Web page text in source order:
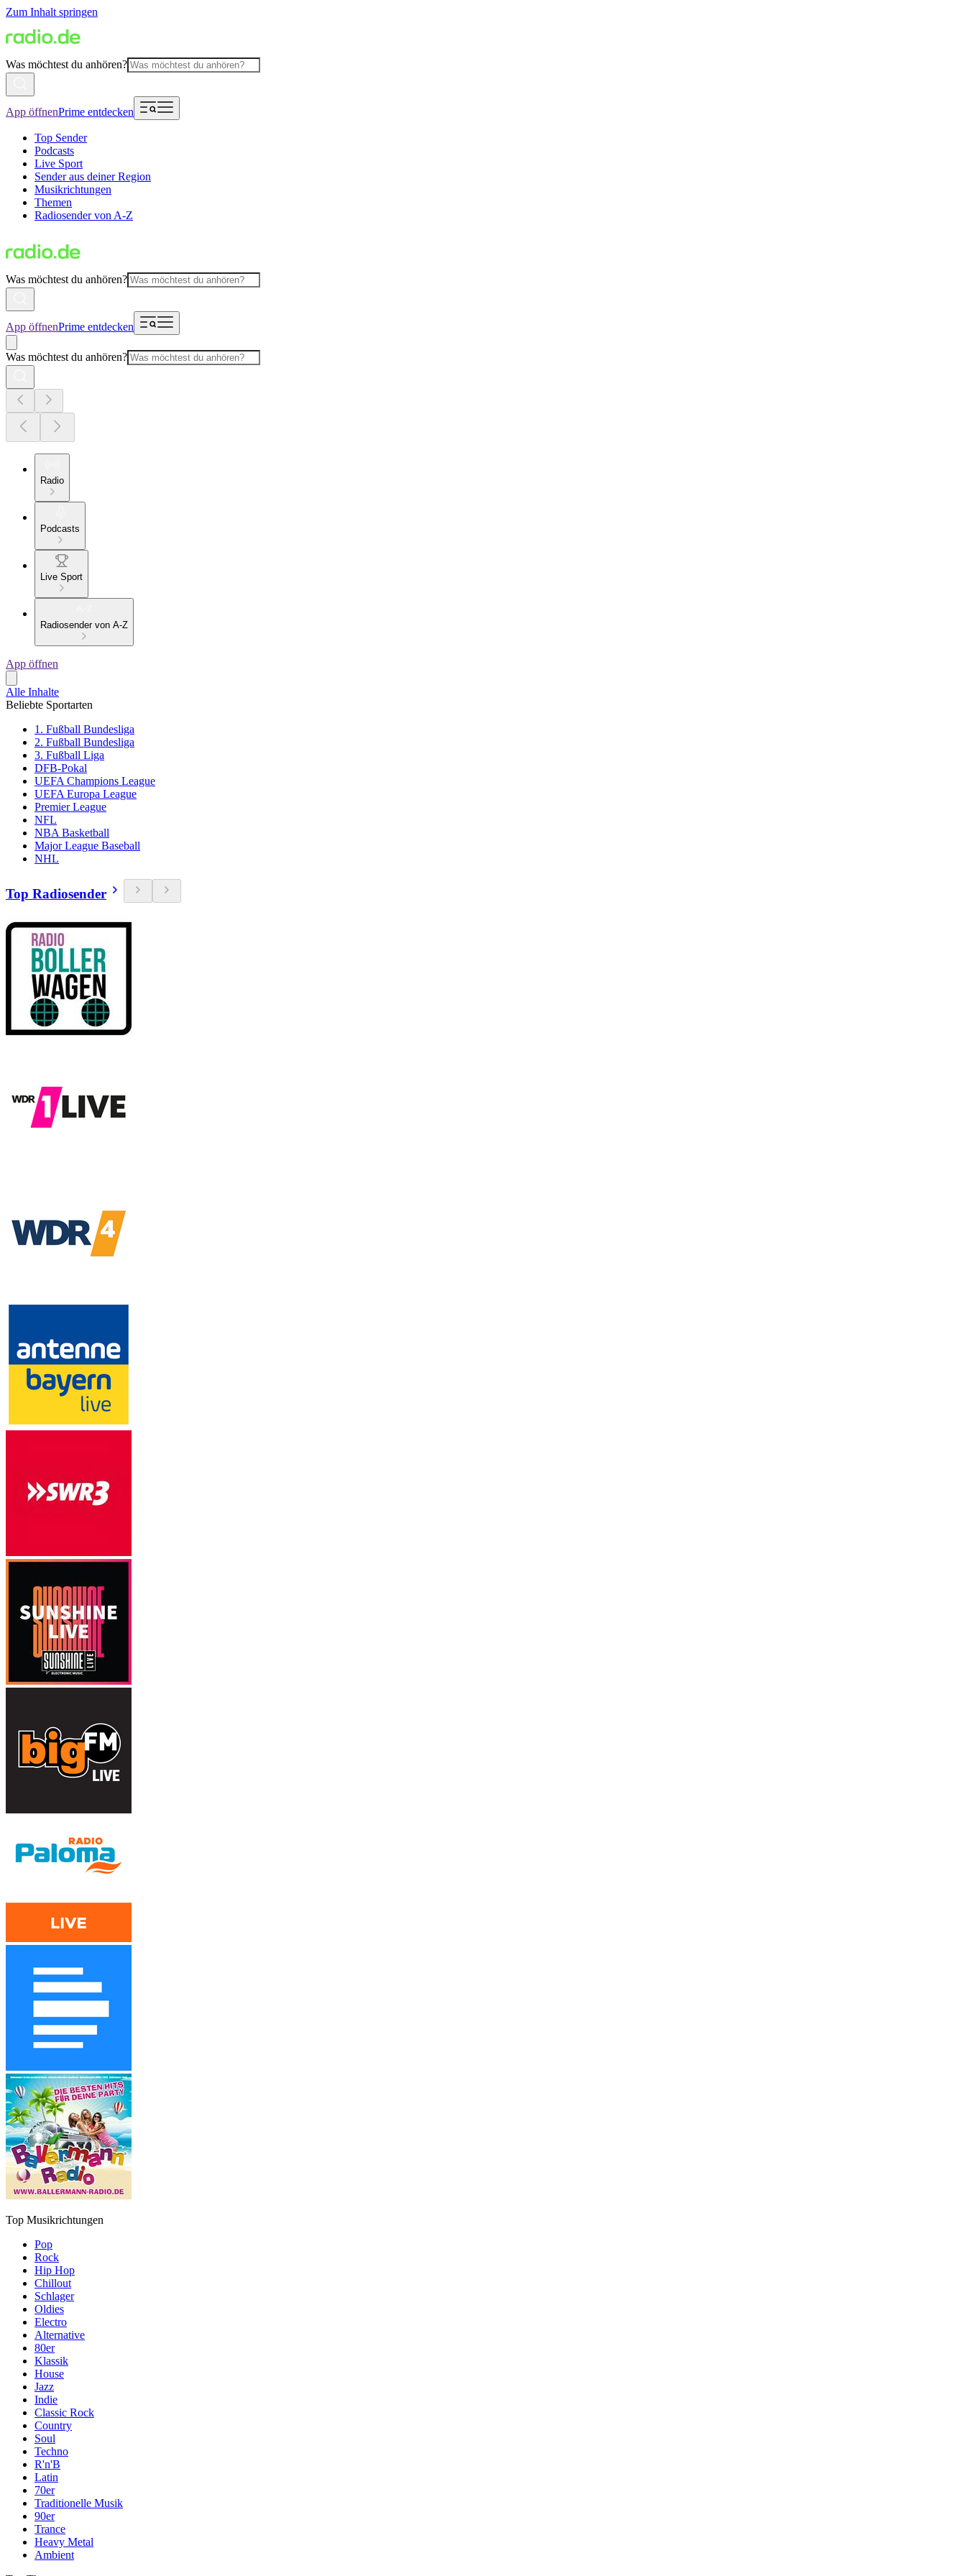
Zum Inhalt springen
Was möchtest du anhören?
App öffnenPrime entdecken
Top Sender
Podcasts
Live Sport
Sender aus deiner Region
Musikrichtungen
Themen
Radiosender von A-Z
Was möchtest du anhören?
App öffnenPrime entdecken
Was möchtest du anhören?
Radio
Podcasts
Live Sport
Radiosender von A-Z
App öffnen
Alle Inhalte
Beliebte Sportarten
1. Fußball Bundesliga
2. Fußball Bundesliga
3. Fußball Liga
DFB-Pokal
UEFA Champions League
UEFA Europa League
Premier League
NFL
NBA Basketball
Major League Baseball
NHL
Top Radiosender
Top Musikrichtungen
Pop
Rock
Hip Hop
Chillout
Schlager
Oldies
Electro
Alternative
80er
Klassik
House
Jazz
Indie
Classic Rock
Country
Soul
Techno
R'n'B
Latin
70er
Traditionelle Musik
90er
Trance
Heavy Metal
Ambient